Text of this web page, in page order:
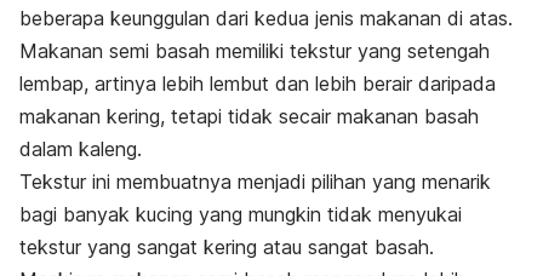
beberapa keunggulan dari kedua jenis makanan di atas.
Makanan semi basah memiliki tekstur yang setengah
lembap, artinya lebih lembut dan lebih berair daripada
makanan kering, tetapi tidak secair makanan basah
dalam kaleng.
Tekstur ini membuatnya menjadi pilihan yang menarik
bagi banyak kucing yang mungkin tidak menyukai
tekstur yang sangat kering atau sangat basah.